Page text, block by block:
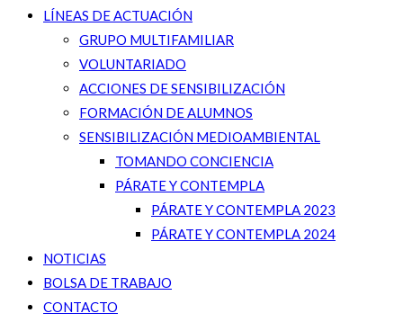
LÍNEAS DE ACTUACIÓN
GRUPO MULTIFAMILIAR
VOLUNTARIADO
ACCIONES DE SENSIBILIZACIÓN
FORMACIÓN DE ALUMNOS
SENSIBILIZACIÓN MEDIOAMBIENTAL
TOMANDO CONCIENCIA
PÁRATE Y CONTEMPLA
PÁRATE Y CONTEMPLA 2023
PÁRATE Y CONTEMPLA 2024
NOTICIAS
BOLSA DE TRABAJO
CONTACTO